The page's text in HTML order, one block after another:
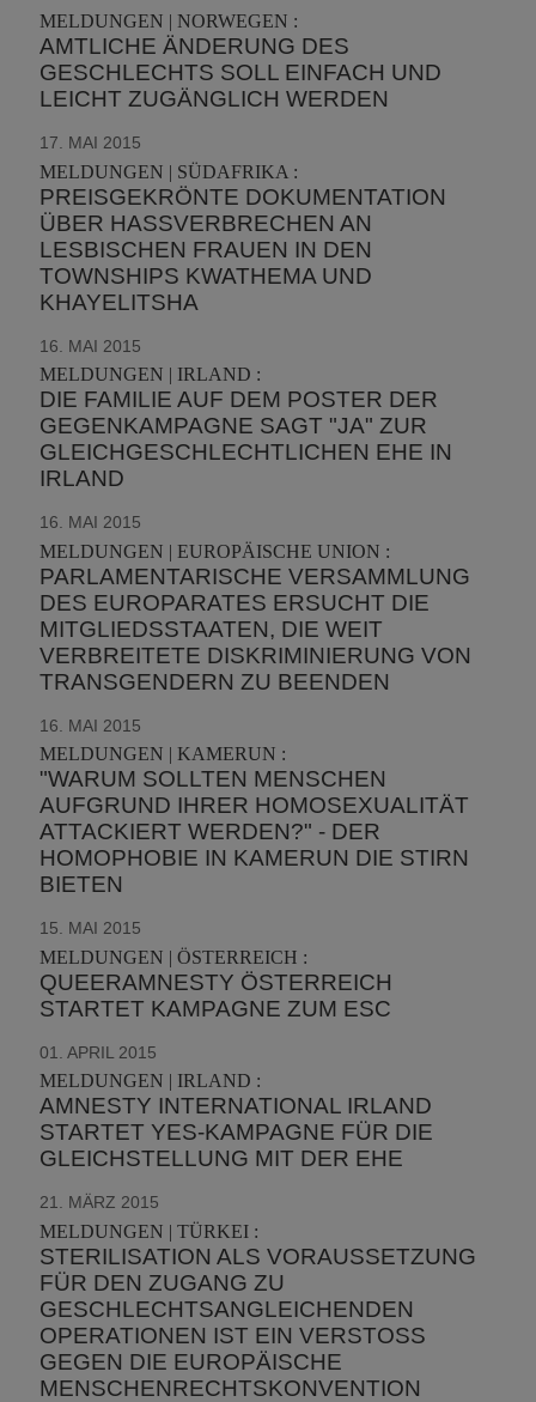
MELDUNGEN | NORWEGEN :
AMTLICHE ÄNDERUNG DES
GESCHLECHTS SOLL EINFACH UND
LEICHT ZUGÄNGLICH WERDEN
17. MAI 2015
MELDUNGEN | SÜDAFRIKA :
PREISGEKRÖNTE DOKUMENTATION
ÜBER HASSVERBRECHEN AN
LESBISCHEN FRAUEN IN DEN
TOWNSHIPS KWATHEMA UND
KHAYELITSHA
16. MAI 2015
MELDUNGEN | IRLAND :
DIE FAMILIE AUF DEM POSTER DER
GEGENKAMPAGNE SAGT "JA" ZUR
GLEICHGESCHLECHTLICHEN EHE IN
IRLAND
16. MAI 2015
MELDUNGEN | EUROPÄISCHE UNION :
PARLAMENTARISCHE VERSAMMLUNG
DES EUROPARATES ERSUCHT DIE
MITGLIEDSSTAATEN, DIE WEIT
VERBREITETE DISKRIMINIERUNG VON
TRANSGENDERN ZU BEENDEN
16. MAI 2015
MELDUNGEN | KAMERUN :
"WARUM SOLLTEN MENSCHEN
AUFGRUND IHRER HOMOSEXUALITÄT
ATTACKIERT WERDEN?" - DER
HOMOPHOBIE IN KAMERUN DIE STIRN
BIETEN
15. MAI 2015
MELDUNGEN | ÖSTERREICH :
QUEERAMNESTY ÖSTERREICH
STARTET KAMPAGNE ZUM ESC
01. APRIL 2015
MELDUNGEN | IRLAND :
AMNESTY INTERNATIONAL IRLAND
STARTET YES-KAMPAGNE FÜR DIE
GLEICHSTELLUNG MIT DER EHE
21. MÄRZ 2015
MELDUNGEN | TÜRKEI :
STERILISATION ALS VORAUSSETZUNG
FÜR DEN ZUGANG ZU
GESCHLECHTSANGLEICHENDEN
OPERATIONEN IST EIN VERSTOSS G
EGEN DIE EUROPÄISCHE M
ENSCHENRECHTSKONVENTION